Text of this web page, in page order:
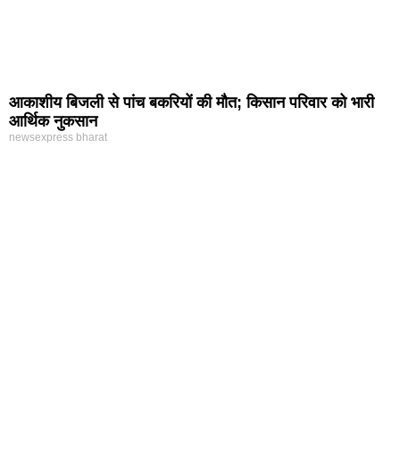
आकाशीय बिजली से पांच बकरियों की मौत; किसान परिवार को भारी
आर्थिक नुकसान
newsexpress bharat